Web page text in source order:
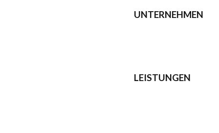
UNTERNEHMEN
LEISTUNGEN